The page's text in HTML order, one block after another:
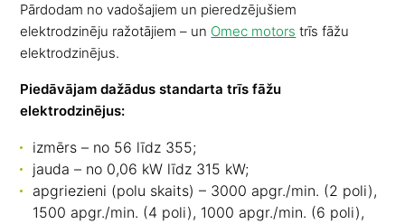
Pārdodam no vadošajiem un pieredzējušiem
elektrodzinēju ražotājiem – un Omec motors trīs fāžu
elektrodzinējus.
Piedāvājam dažādus standarta trīs fāžu
elektrodzinējus:
izmērs – no 56 līdz 355;
jauda – no 0,06 kW līdz 315 kW;
apgriezieni (polu skaits) – 3000 apgr./min. (2 poli),
1500 apgr./min. (4 poli), 1000 apgr./min. (6 poli),